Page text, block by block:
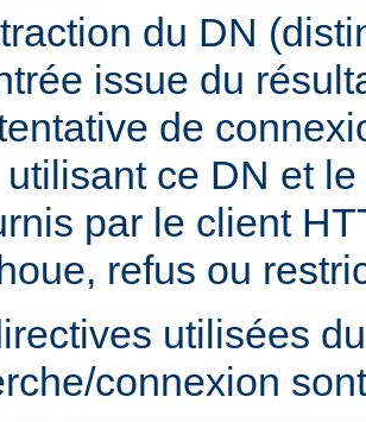
du DN
issue du
de
utilisant ce DN et
par le client
refus ou
utilisées
connexion